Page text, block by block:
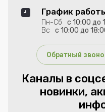
График
Пн-Сб
с 10:00 до
Вс
с 10:00 до
Обратный
Каналы в
новинки,